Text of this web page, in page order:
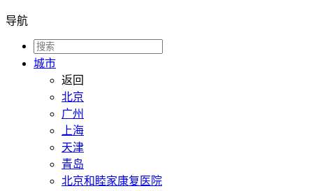
导航
城市
返回
北京
广州
上海
天津
青岛
北京和睦家康复医院